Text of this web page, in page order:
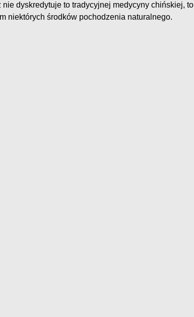
dyskredytuje to tradycyjnej medycyny chińskiej, to
niektórych środków pochodzenia naturalnego.